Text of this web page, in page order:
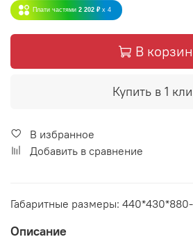
Плати частями 2 202 ₽ x 4
В
Купить в 1
В избранное
Добавить в сравнение
Габаритные размеры:
Описание